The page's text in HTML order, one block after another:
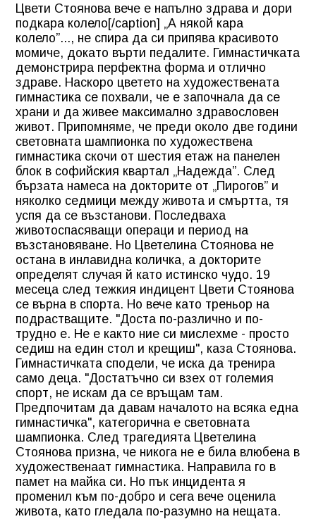
Цвети Стоянова вече е напълно здрава и дори
подкара колело[/caption] „А някой кара
колело”..., не спира да си припява красивото
момиче, докато върти педалите. Гимнастичката
демонстрира перфектна форма и отлично
здраве. Наскоро цветето на художествената
гимнастика се похвали, че е започнала да се
храни и да живее максимално здравословен
живот. Припомняме, че преди около две години
световната шампионка по художествена
гимнастика скочи от шестия етаж на панелен
блок в софийския квартал „Надежда”. След
бързата намеса на докторите от „Пирогов” и
няколко седмици между живота и смъртта, тя
успя да се възстанови. Последваха
животоспасяващи операци и период на
възстановяване. Но Цветелина Стоянова не
остана в инлавидна количка, а докторите
определят случая й като истинско чудо. 19
месеца след тежкия индицент Цвети Стоянова
се върна в спорта. Но вече като треньор на
подрастващите. "Доста по-различно и по-
трудно е. Не е както ние си мислехме - просто
седиш на един стол и крещиш", каза Стоянова.
Гимнастичката сподели, че иска да тренира
само деца. "Достатъчно си взех от големия
спорт, не искам да се връщам там.
Предпочитам да давам началото на всяка една
гимнастичка", категорична е световната
шампионка. След трагедията Цветелина
Стоянова призна, че никога не е била влюбена в
художественаат гимнастика. Направила го в
памет на майка си. Но пък инцидента я
променил към по-добро и сега вече оценила
живота, като гледала по-разумно на нещата.